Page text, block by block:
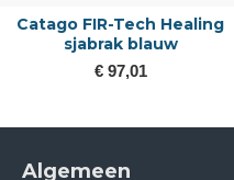
Catago FIR-Tech Healing
sjabrak blauw
€ 97,01
Algemeen